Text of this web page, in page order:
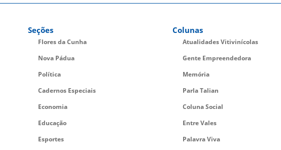
Seções
Flores da Cunha
Nova Pádua
Política
Cadernos Especiais
Economia
Educação
Esportes
Colunas
Atualidades Vitivinícolas
Gente Empreendedora
Memória
Parla Talian
Coluna Social
Entre Vales
Palavra Viva